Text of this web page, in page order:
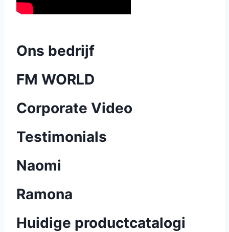
Ons bedrijf
FM WORLD
Corporate Video
Testimonials
Naomi
Ramona
Huidige productcatalogi